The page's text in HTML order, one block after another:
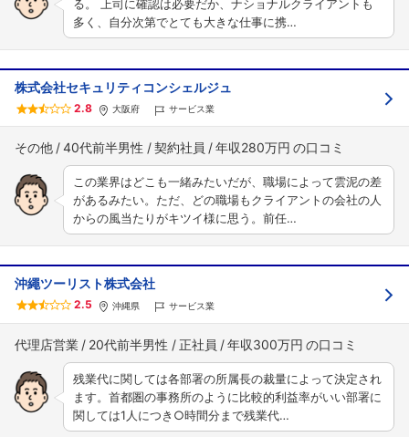
フォローしました
こちらの企業もフォローしませんか？
る。 上司に確認は必要だか、ナショナルクライアントも
多く、自分次第でとても大きな仕事に携…
株式会社セキュリティコンシェルジュ
2.8 大阪府 サービス業
その他 40代前半男性 契約社員 年収280万円
この業界はどこも一緒みたいだが、職場によって雲泥の差
があるみたい。ただ、どの職場もクライアントの会社の人
からの風当たりがキツイ様に思う。前任…
沖繩ツーリスト株式会社
2.5 沖縄県 サービス業
代理店営業 20代前半男性 正社員 年収300万円
残業代に関しては各部署の所属長の裁量によって決定され
ます。首都圏の事務所のように比較的利益率がいい部署に
関しては1人につき○時間分まで残業代…